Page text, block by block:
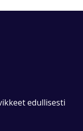
edullisesti